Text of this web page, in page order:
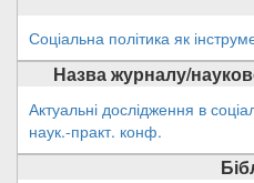
Соціальна політика як
Назва журналу/
Актуальні дослідження в
наук.-практ. конф.